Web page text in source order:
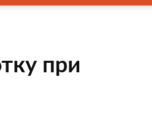
при